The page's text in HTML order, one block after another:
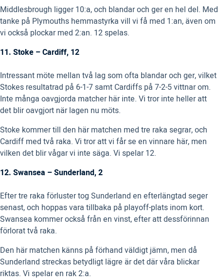
Middlesbrough ligger 10:a, och blandar och ger en hel del. Med
tanke på Plymouths hemmastyrka vill vi få med 1:an, även om
vi också plockar med 2:an. 12 spelas.
11. Stoke – Cardiff, 12
Intressant möte mellan två lag som ofta blandar och ger, vilket
Stokes resultatrad på 6-1-7 samt Cardiffs på 7-2-5 vittnar om.
Inte många oavgjorda matcher här inte. Vi tror inte heller att
det blir oavgjort när lagen nu möts.
Stoke kommer till den här matchen med tre raka segrar, och
Cardiff med två raka. Vi tror att vi får se en vinnare här, men
vilken det blir vågar vi inte säga. Vi spelar 12.
12. Swansea – Sunderland, 2
Efter tre raka förluster tog Sunderland en efterlängtad seger
senast, och hoppas vara tillbaka på playoff-plats inom kort.
Swansea kommer också från en vinst, efter att dessförinnan
förlorat två raka.
Den här matchen känns på förhand väldigt jämn, men då
Sunderland streckas betydligt lägre är det där våra blickar
riktas. Vi spelar en rak 2:a.